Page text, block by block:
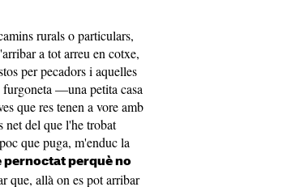
rurals o particulars,
a tot arreu en cotxe,
per pecadors i aquelles
furgoneta —una petita casa
que res tenen a vore amb
net del que l'he trobat
que puga, m'enduc la
pernoctat perquè no
que, allà on es pot arribar